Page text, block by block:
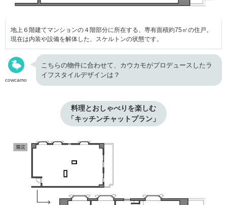
地上６階建てマンションの４階部分に所在する、専有面積約75㎡の住戸。
現在は内装や設備を解体した、スケルトンの状態です。
cowcamo
こちらの物件に合わせて、カウカモがプロデュースしたラ
イフスタイルデザインは？
料理とおしゃべりを楽しむ
「キッチンチャットプラン」